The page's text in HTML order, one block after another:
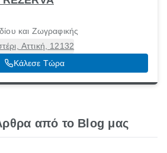
και Ζωγραφικής
Αττική, 12132
Κάλεσε Τώρα
από το Blog μας